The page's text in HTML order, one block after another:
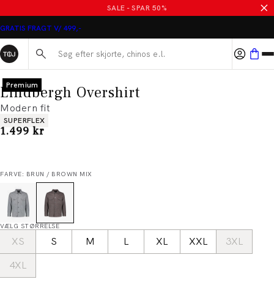
SALE - SPAR 50%
GRATIS FRAGT V/ 499,-
Søg her...
Premium
Lindbergh Overshirt
Modern fit
Produkt egenskaber
SUPERFLEX
I alt (inkl. rabat)
1.499 kr
FARVE: BRUN / BROWN MIX
VÆLG STØRRELSE
XS S M L XL XXL
3XL
4XL